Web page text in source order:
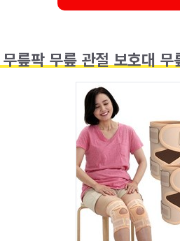
릎팍 무릎 관절 보호대